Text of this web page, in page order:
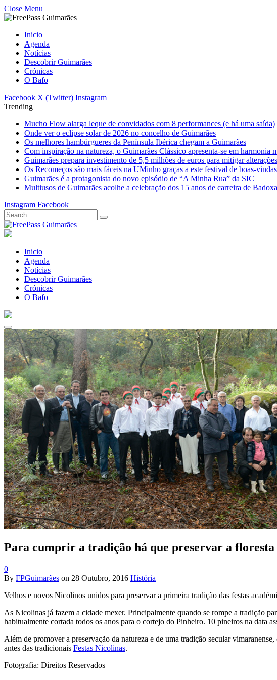
Close Menu
Inicio
Agenda
Notícias
Descobrir Guimarães
Crónicas
O Bafo
Facebook X (Twitter) Instagram
Trending
Mucho Flow alarga leque de convidados com 8 performances (e há uma saída)
Onde ver o eclipse solar de 2026 no concelho de Guimarães
Os melhores hambúrgueres da Península Ibérica chegam a Guimarães
Com inspiração na natureza, o Guimarães Clássico apresenta-se em harmonia
Guimarães prepara investimento de 5,5 milhões de euros para mitigar
Os Recomeços são mais fáceis na UMinho graças a este festival de boas-vindas
Guimarães é a protagonista do novo episódio de “A Minha Rua” da SIC
Multiusos de Guimarães acolhe a celebração dos 15 anos de carreira de Badoxa
Instagram Facebook
Inicio
Agenda
Notícias
Descobrir Guimarães
Crónicas
O Bafo
Para cumprir a tradição há que preservar a floresta
0
By FPGuimarães on 28 Outubro, 2016 História
Velhos e novos Nicolinos unidos para preservar a primeira tradição das festas
As Nicolinas já fazem a cidade mexer. Principalmente quando se rompe a tradição
habitualmente cortada todos os anos para o cortejo do Pinheiro. 10 pineiros na data
Além de promover a preservação da natureza e de uma tradição secular
antes das tradicionais Festas Nicolinas.
Fotografia: Direitos Reservados